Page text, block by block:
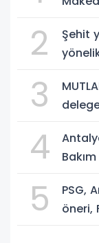
2
Şehit
3
delegeleri //////
4
5
PSG,
öneri,